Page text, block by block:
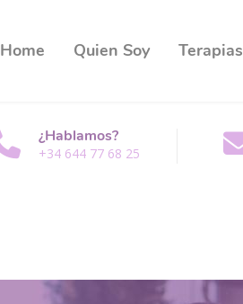
Home Quien Soy Terapias
¿Hablamos?
+34 644 77 68 25